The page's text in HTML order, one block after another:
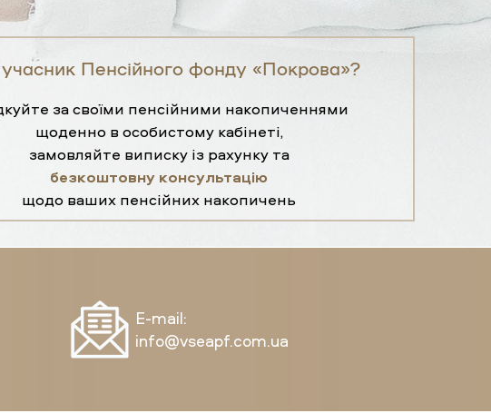
Пенсійного фонду «Покрова»?
за своїми пенсійними накопиченнями
щоденно в особистому кабінеті,
замовляйте виписку із рахунку та
безкоштовну консультацію
щодо ваших пенсійних накопичень
E-mail:
info@vseapf.com.ua